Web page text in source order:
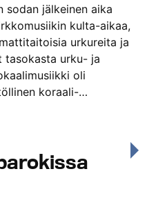
sodan jälkeinen aika
kulta-aikaa,
urkureita ja
tasokasta urku- ja
oli
koraali-…